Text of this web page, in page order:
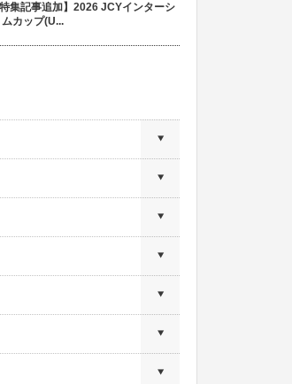
集記事追加】2026 JCYインターシ
カップ(U...